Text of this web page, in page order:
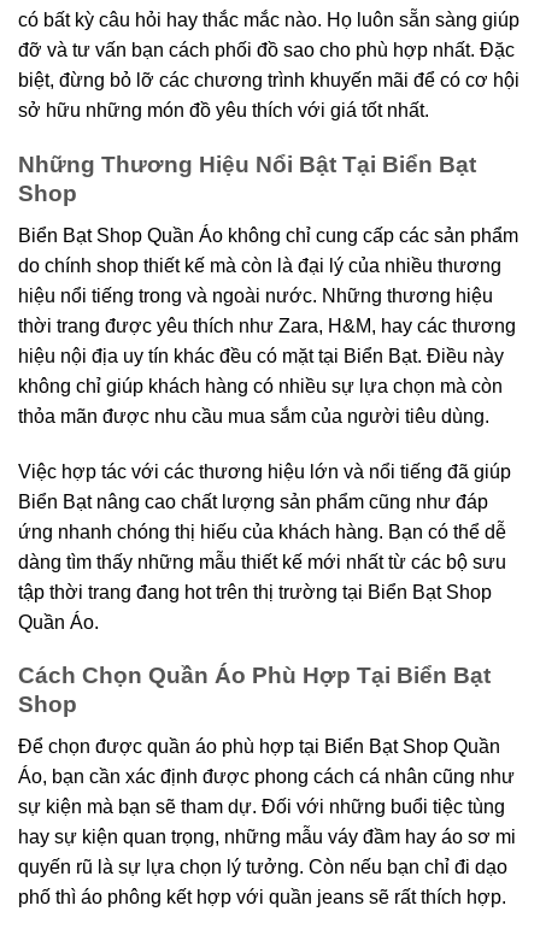
có bất kỳ câu hỏi hay thắc mắc nào. Họ luôn sẵn sàng giúp
đỡ và tư vấn bạn cách phối đồ sao cho phù hợp nhất. Đặc
biệt, đừng bỏ lỡ các chương trình khuyến mãi để có cơ hội
sở hữu những món đồ yêu thích với giá tốt nhất.
Những Thương Hiệu Nổi Bật Tại Biển Bạt
Shop
Biển Bạt Shop Quần Áo không chỉ cung cấp các sản phẩm
do chính shop thiết kế mà còn là đại lý của nhiều thương
hiệu nổi tiếng trong và ngoài nước. Những thương hiệu
thời trang được yêu thích như Zara, H&M, hay các thương
hiệu nội địa uy tín khác đều có mặt tại Biển Bạt. Điều này
không chỉ giúp khách hàng có nhiều sự lựa chọn mà còn
thỏa mãn được nhu cầu mua sắm của người tiêu dùng.
Việc hợp tác với các thương hiệu lớn và nổi tiếng đã giúp
Biển Bạt nâng cao chất lượng sản phẩm cũng như đáp
ứng nhanh chóng thị hiếu của khách hàng. Bạn có thể dễ
dàng tìm thấy những mẫu thiết kế mới nhất từ các bộ sưu
tập thời trang đang hot trên thị trường tại Biển Bạt Shop
Quần Áo.
Cách Chọn Quần Áo Phù Hợp Tại Biển Bạt
Shop
Để chọn được quần áo phù hợp tại Biển Bạt Shop Quần
Áo, bạn cần xác định được phong cách cá nhân cũng như
sự kiện mà bạn sẽ tham dự. Đối với những buổi tiệc tùng
hay sự kiện quan trọng, những mẫu váy đầm hay áo sơ mi
quyến rũ là sự lựa chọn lý tưởng. Còn nếu bạn chỉ đi dạo
phố thì áo phông kết hợp với quần jeans sẽ rất thích hợp.